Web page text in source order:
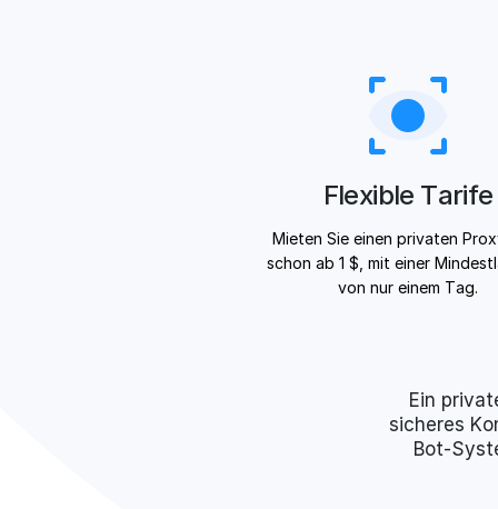
Flexible Tarife
Mieten Sie einen privaten
schon ab 1 $, mit einer
von nur einem Tag.
Ein
sicheres
Bot-